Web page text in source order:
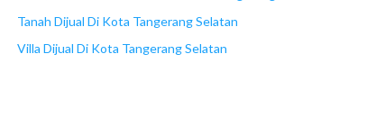
Tanah Dijual Di Kota Tangerang Selatan
Villa Dijual Di Kota Tangerang Selatan